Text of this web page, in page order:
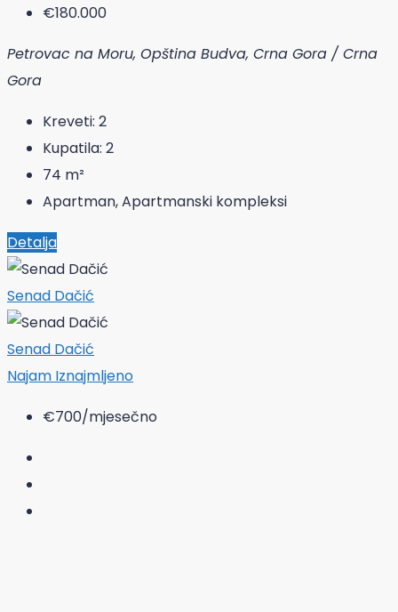
€180.000
Petrovac na Moru, Opština Budva, Crna Gora / Crna
Gora
Kreveti: 2
Kupatila: 2
74 m²
Apartman, Apartmanski kompleksi
Detalja
Senad Dačić
Senad Dačić
Najam Iznajmljeno
€700/mjesečno